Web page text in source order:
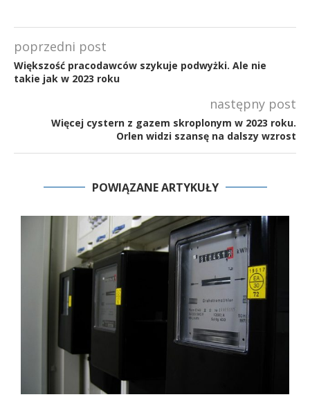
poprzedni post
Większość pracodawców szykuje podwyżki. Ale nie
takie jak w 2023 roku
następny post
Więcej cystern z gazem skroplonym w 2023 roku.
Orlen widzi szansę na dalszy wzrost
POWIĄZANE ARTYKUŁY